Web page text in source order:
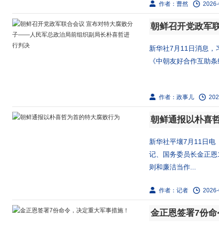
作者：曹然
新华社7月11日消息，
《中朝友好合作互助
作者：政事儿
朝鲜通报以朴喜
新华社平壤7月11日电
记、国务委员长金正
则和廉洁当作...
作者：记者
金正恩签署7份